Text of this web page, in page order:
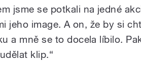
jsme se potkali na jedné
jeho image. A on, že by si
a mně se to docela líbilo.
klip.“